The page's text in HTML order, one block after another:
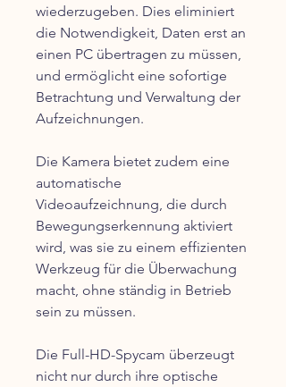
wiederzugeben. Dies eliminiert
die Notwendigkeit, Daten erst an
einen PC übertragen zu müssen,
und ermöglicht eine sofortige
Betrachtung und Verwaltung der
Aufzeichnungen.
Die Kamera bietet zudem eine
automatische
Videoaufzeichnung, die durch
Bewegungserkennung aktiviert
wird, was sie zu einem effizienten
Werkzeug für die Überwachung
macht, ohne ständig in Betrieb
sein zu müssen.
Die Full-HD-Spycam überzeugt
nicht nur durch ihre optische